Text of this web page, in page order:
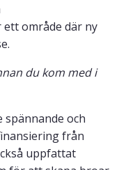
område där ny
du kom med i
spännande och
från
uppfattat